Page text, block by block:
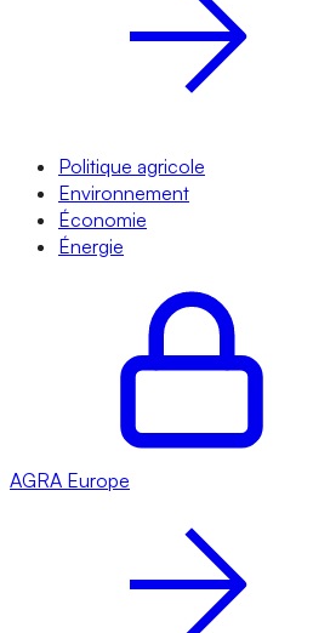
Politique agricole
Environnement
Économie
Énergie
AGRA Europe